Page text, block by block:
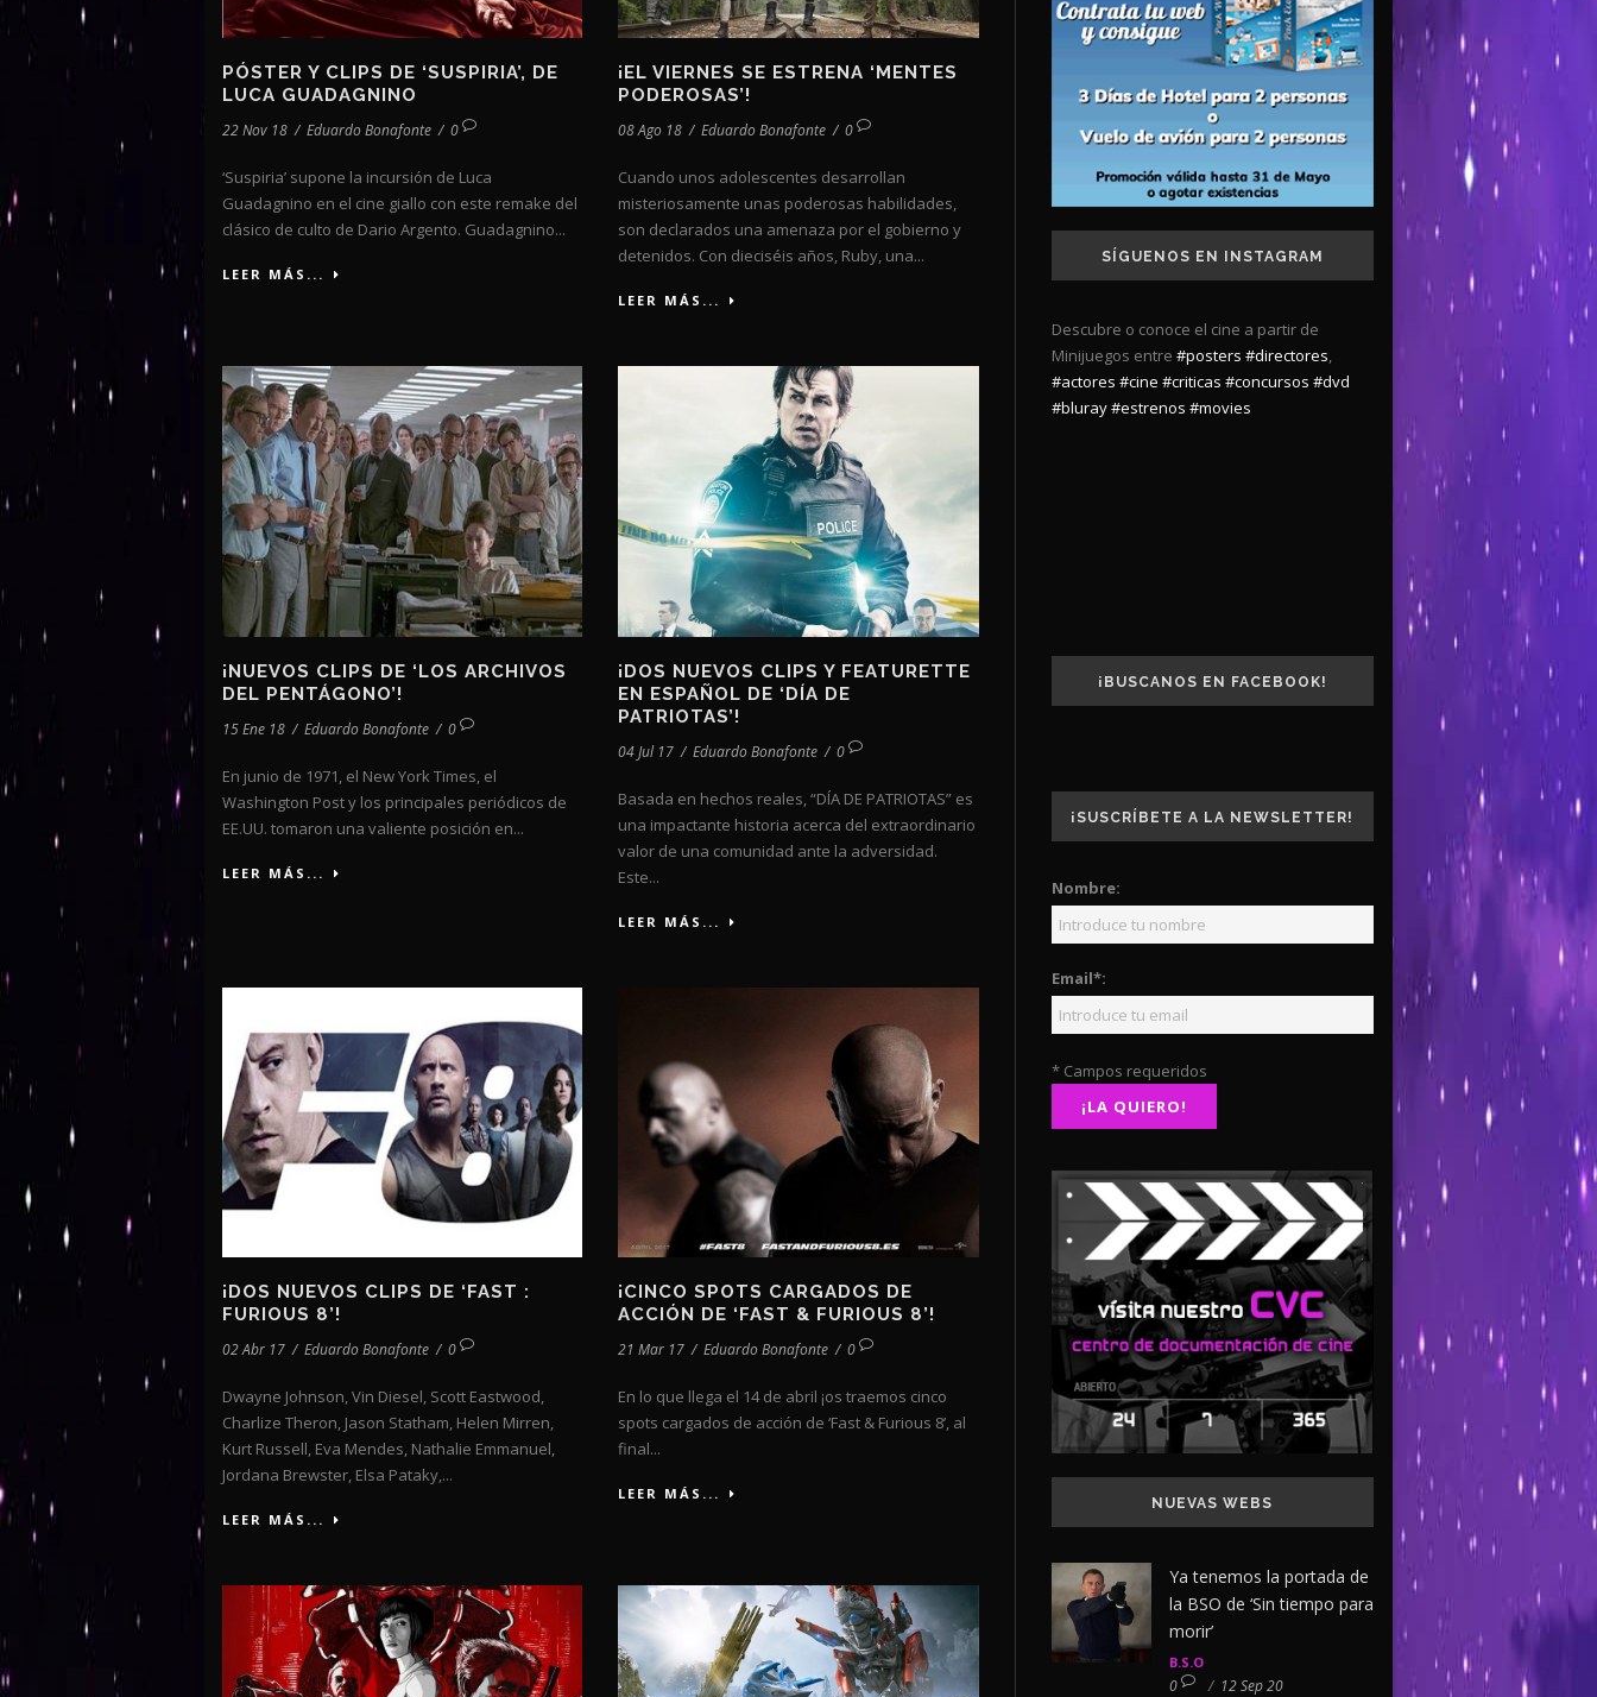
PÓSTER Y CLIPS DE ‘SUSPIRIA’, DE
LUCA GUADAGNINO
22 Nov 18 / Eduardo Bonafonte / 0
‘Suspiria’ supone la incursión de Luca
Guadagnino en el cine giallo con este remake del
clásico de culto de Dario Argento. Guadagnino...
LEER MÁS...
¡EL VIERNES SE ESTRENA ‘MENTES
PODEROSAS’!
08 Ago 18 / Eduardo Bonafonte / 0
Cuando unos adolescentes desarrollan
misteriosamente unas poderosas habilidades,
son declarados una amenaza por el gobierno y
detenidos. Con dieciséis años, Ruby, una...
LEER MÁS...
¡NUEVOS CLIPS DE ‘LOS ARCHIVOS
DEL PENTÁGONO’!
15 Ene 18 / Eduardo Bonafonte / 0
En junio de 1971, el New York Times, el
Washington Post y los principales periódicos de
EE.UU. tomaron una valiente posición en...
LEER MÁS...
¡DOS NUEVOS CLIPS Y FEATURETTE
EN ESPAÑOL DE ‘DÍA DE
PATRIOTAS’!
04 Jul 17 / Eduardo Bonafonte / 0
Basada en hechos reales, “DÍA DE PATRIOTAS” es
una impactante historia acerca del extraordinario
valor de una comunidad ante la adversidad.
Este...
LEER MÁS...
¡DOS NUEVOS CLIPS DE ‘FAST :
FURIOUS 8’!
02 Abr 17 / Eduardo Bonafonte / 0
Dwayne Johnson, Vin Diesel, Scott Eastwood,
Charlize Theron, Jason Statham, Helen Mirren,
Kurt Russell, Eva Mendes, Nathalie Emmanuel,
Jordana Brewster, Elsa Pataky,...
LEER MÁS...
¡CINCO SPOTS CARGADOS DE
ACCIÓN DE ‘FAST & FURIOUS 8’!
21 Mar 17 / Eduardo Bonafonte / 0
En lo que llega el 14 de abril ¡os traemos cinco
spots cargados de acción de ‘Fast & Furious 8’, al
final...
LEER MÁS...
SÍGUENOS EN INSTAGRAM
Descubre o conoce el cine a partir de
Minijuegos entre #posters #directores,
#actores #cine #criticas #concursos #dvd
#bluray#estrenos #movies
¡BUSCANOS EN FACEBOOK!
¡SUSCRÍBETE A LA NEWSLETTER!
Nombre:
Email*:
* Campos requeridos
NUEVAS WEBS
Ya tenemos la portada de
la BSO de ‘Sin tiempo para
morir’
B.S.O
0 / 12 Sep 20